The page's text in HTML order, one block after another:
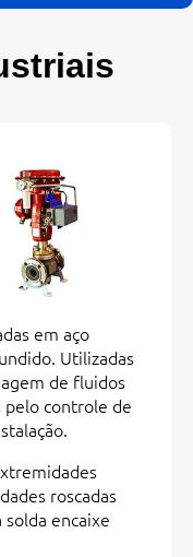
em aço
Utilizadas
de fluidos
pelo controle de
roscadas
solda encaixe